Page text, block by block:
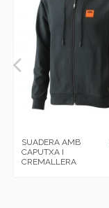
SUADERA AMB
CAPUTXA I
CREMALLERA